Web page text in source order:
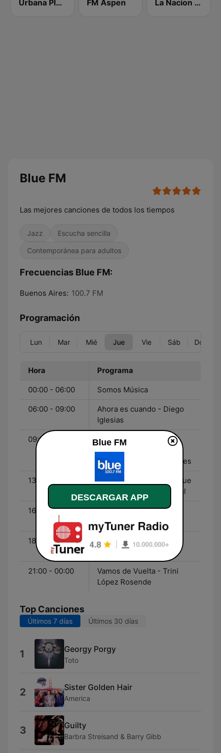
Urbana Play 104.3 FM FM Aspen La Nacion 104.9
Blue FM
Las mejores canciones de todos los tiempos
Jazz Escucha sencilla
Contemporánea para adultos
Frecuencias Blue FM:
Buenos Aires: 100.7 FM
Programación
Lun Mar Mié Jue Vie Sáb Dom
Hora Programa
00:00 - 06:00 Somos Música
06:00 - 09:00
Ahora es cuando - Diego
Iglesias
09:00 - 13:00
Gente Sexy - Clemente
Cancela, Joe Fernández,
Santiago Calori, Leo Gabes
13:00 - 16:00
Últimos Cartuchos - Migue
Granados, Martín Garabal
16:00 - 18:00
Línea Caliente - Nico
Guthman
18:00 - 21:00
Blue Records - Toma
Durrieu
21:00 - 00:00
Vamos de Vuelta - Trini
López Rosende
Top Canciones
Últimos 7 días Últimos 30 días
1 Georgy Porgy
Toto
2 Sister Golden Hair
America
3 Guilty
Barbra Streisand & Barry Gibb
Blue FM
DESCARGAR APP